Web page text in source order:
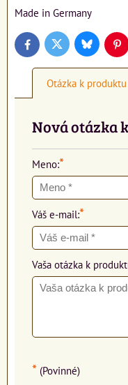
Made in Germany
FacebookTwitter Bluesky
Otázka k produktu
Nová otázka
Meno:*
Váš e-mail:*
Vaša otázka k
* (Povinné)